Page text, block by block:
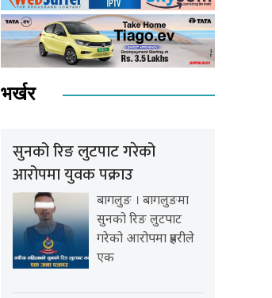
भर्खर
सुनको रिङ लुटपाट गरेको
आरोपमा युवक पक्राउ
बागलुङ । बागलुङमा
सुनको रिङ लुटपाट
गरेको आरोपमा प्रहरीले
एक